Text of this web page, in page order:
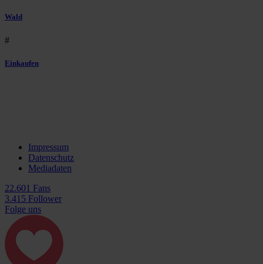
Wald
#
Einkaufen
Impressum
Datenschutz
Mediadaten
22.601 Fans
3.415 Follower
Folge uns